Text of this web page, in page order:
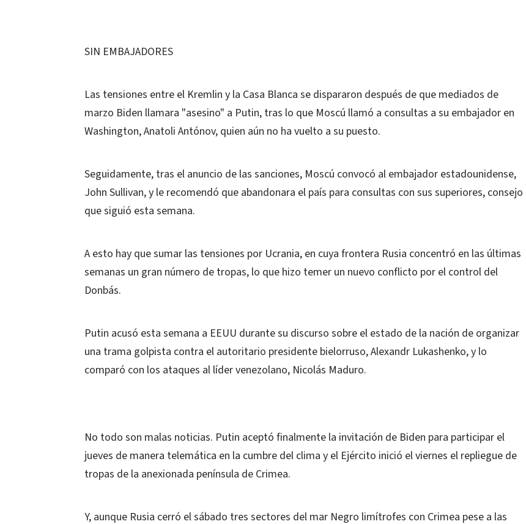
SIN EMBAJADORES
Las tensiones entre el Kremlin y la Casa Blanca se dispararon después de que mediados de
marzo Biden llamara "asesino" a Putin, tras lo que Moscú llamó a consultas a su embajador en
Washington, Anatoli Antónov, quien aún no ha vuelto a su puesto.
Seguidamente, tras el anuncio de las sanciones, Moscú convocó al embajador estadounidense,
John Sullivan, y le recomendó que abandonara el país para consultas con sus superiores, consejo
que siguió esta semana.
A esto hay que sumar las tensiones por Ucrania, en cuya frontera Rusia concentró en las últimas
semanas un gran número de tropas, lo que hizo temer un nuevo conflicto por el control del
Donbás.
Putin acusó esta semana a EEUU durante su discurso sobre el estado de la nación de organizar
una trama golpista contra el autoritario presidente bielorruso, Alexandr Lukashenko, y lo
comparó con los ataques al líder venezolano, Nicolás Maduro.
No todo son malas noticias. Putin aceptó finalmente la invitación de Biden para participar el
jueves de manera telemática en la cumbre del clima y el Ejército inició el viernes el repliegue de
tropas de la anexionada península de Crimea.
Y, aunque Rusia cerró el sábado tres sectores del mar Negro limítrofes con Crimea pese a las